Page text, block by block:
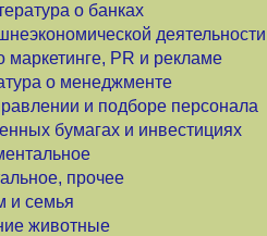
о банках
деятельности
маркетинге, PR и рекламе
о менеджменте
и подборе персонала
бумагах и инвестициях
прочее
и семья
животные